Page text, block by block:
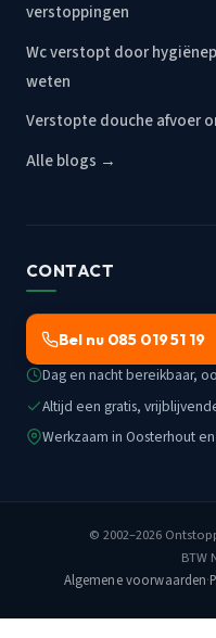
verstoppingen
Wc verstopt door
weten
Verstopte douche afvoer
Alle blogs →
CONTACT
Bel nu 085 019 51 19
Dag en nacht bereikbaar,
Altijd een gratis,
Werkzaam in Oosterhout
© 2002–2026
BTW
Algemene voorwaarden·